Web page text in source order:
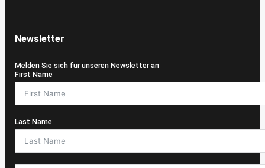
Newsletter
Melden Sie sich für unseren Newsletter an
First Name
Last Name